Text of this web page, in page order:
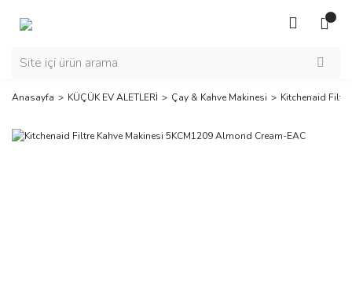
Anasayfa KÜÇÜK EV ALETLERİ Çay & Kahve Makinesi Kitchenaid